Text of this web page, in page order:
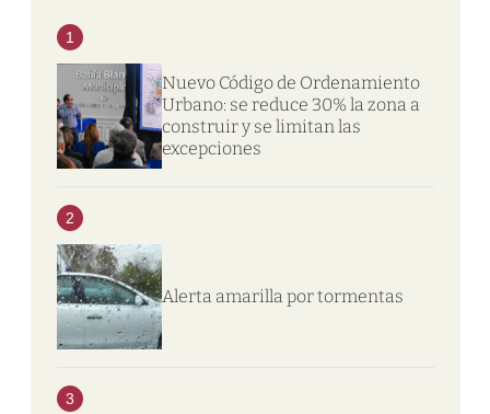
1
Nuevo Código de Ordenamiento
Urbano: se reduce 30% la zona a
construir y se limitan las
excepciones
2
Alerta amarilla por tormentas
3